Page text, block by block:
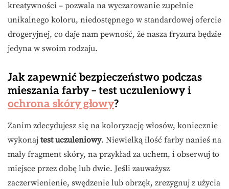
kreatywności – pozwala na wyczarowanie zupełnie
unikalnego koloru, niedostępnego w standardowej ofercie
drogeryjnej, co daje nam pewność, że nasza fryzura będzie
jedyna w swoim rodzaju.
Jak zapewnić bezpieczeństwo podczas
mieszania farby – test uczuleniowy i
ochrona skóry głowy?
Zanim zdecydujesz się na koloryzację włosów, koniecznie
wykonaj test uczuleniowy. Niewielką ilość farby nanieś na
mały fragment skóry, na przykład za uchem, i obserwuj to
miejsce przez dobę lub dwie. Jeśli zauważysz
zaczerwienienie, swędzenie lub obrzęk, zrezygnuj z użycia